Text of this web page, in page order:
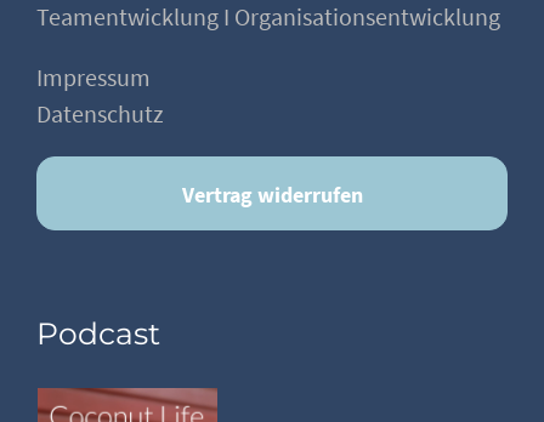
Teamentwicklung I Organisationsentwicklung
Impressum
Datenschutz
Vertrag widerrufen
Podcast